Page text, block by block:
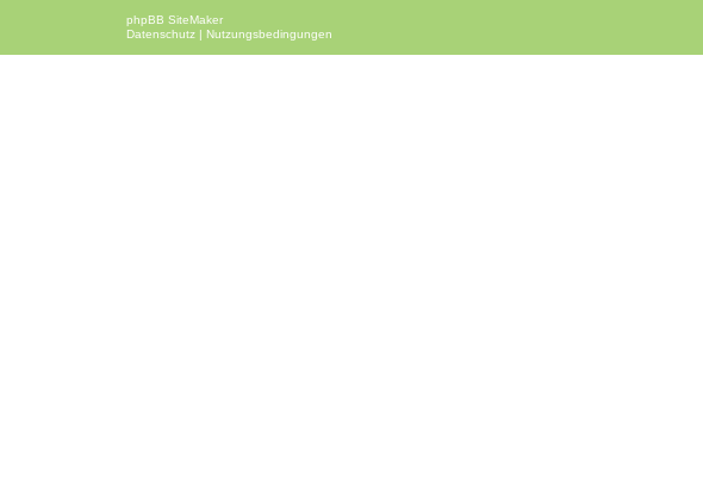
phpBB SiteMaker
Datenschutz | Nutzungsbedingungen